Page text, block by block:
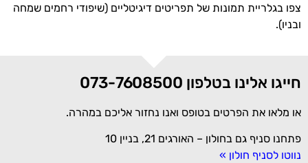
צפו בגלריית תמונות של תפריטים דיגיטליים (שיפודי רחמים שמחה
ובניו).
חייגו אלינו בטלפון 073-7608500
או מלאו את הפרטים בטופס ואנו נחזור אליכם במהרה.
פתחנו סניף גם בחולון – האורגים 21, בניין 10
נווטו לסניף חולון »